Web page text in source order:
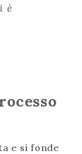
è
e si fonde